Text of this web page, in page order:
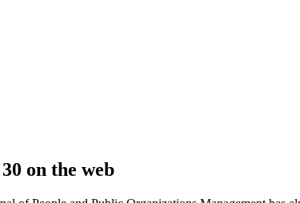
on the web